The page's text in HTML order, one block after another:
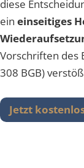
diese
ein einseitiges
Vorschriften des
308 BGB)
Jetzt